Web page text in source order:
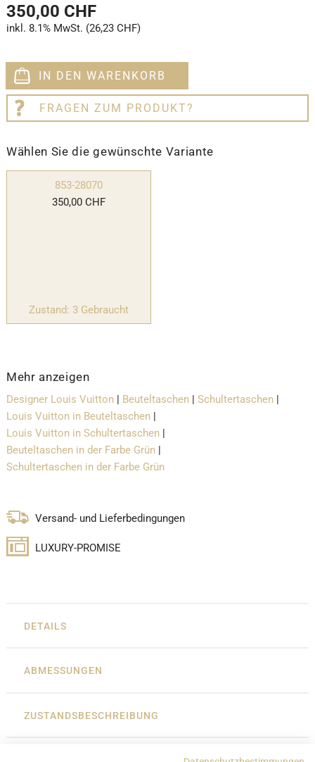
350,00 CHF
inkl. 8.1% MwSt. (26,23 CHF)
IN DEN WARENKORB
FRAGEN ZUM PRODUKT?
Wählen Sie die gewünschte Variante
853-28070
350,00 CHF
Zustand: 3 Gebraucht
Mehr anzeigen
Designer Louis Vuitton | Beuteltaschen | Schultertaschen |
Louis Vuitton in Beuteltaschen |
Louis Vuitton in Schultertaschen |
Beuteltaschen in der Farbe Grün |
Schultertaschen in der Farbe Grün
Versand- und Lieferbedingungen
LUXURY-PROMISE
DETAILS
ABMESSUNGEN
ZUSTANDSBESCHREIBUNG